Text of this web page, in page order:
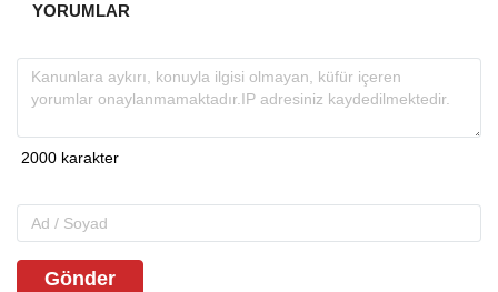
YORUMLAR
Gönder